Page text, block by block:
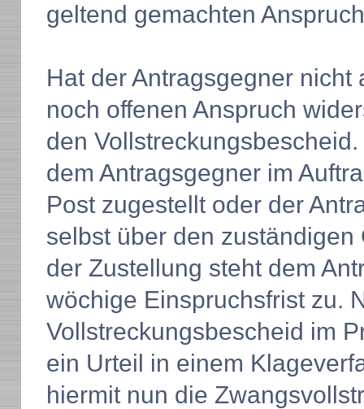
geltend gemachten
Hat der Antragsgegner
noch offenen Anspruch
den
dem Antragsgegner im
Post zugestellt oder der
selbst über den zuständigen
der Zustellung steht dem
wöchige Einspruchsfrist zu.
Vollstreckungsbescheid im
ein Urteil in einem
hiermit nun die